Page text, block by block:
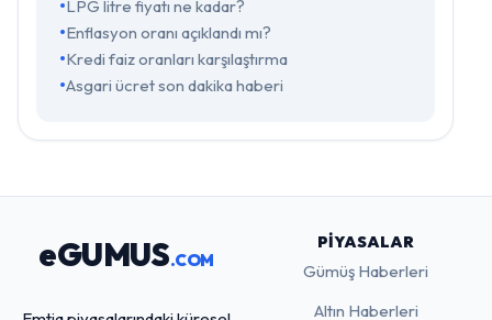
LPG litre fiyatı ne kadar?
Enflasyon oranı açıklandı mı?
Kredi faiz oranları karşılaştırma
Asgari ücret son dakika haberi
eGUMUS.COM
PIYASALAR
Gümüş Haberleri
Altın Haberleri